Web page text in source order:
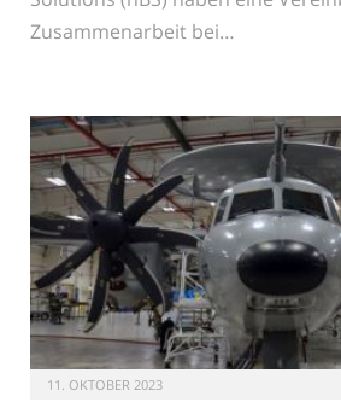
Zusammenarbeit bei…
11. OKTOBER 2023